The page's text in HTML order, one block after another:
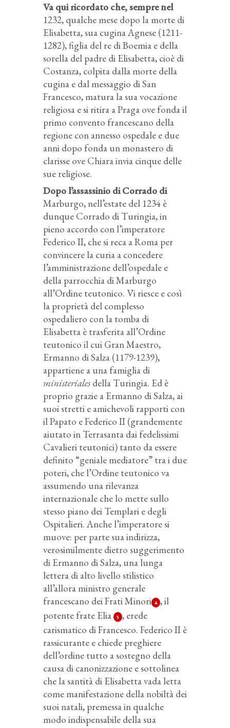
Va qui ricordato che, sempre nel
1232, qualche mese dopo la morte di
Elisabetta, sua cugina Agnese (1211-
1282), figlia del re di Boemia e della
sorella del padre di Elisabetta, cioè di
Costanza, colpita dalla morte della
cugina e dal messaggio di San
Francesco, matura la sua vocazione
religiosa e si ritira a Praga ove fonda il
primo convento francescano della
regione con annesso ospedale e due
anni dopo fonda un monastero di
clarisse ove Chiara invia cinque delle
sue religiose.
Dopo l’assassinio di Corrado di
Marburgo, nell’estate del 1234 è
dunque Corrado di Turingia, in
pieno accordo con l’imperatore
Federico II, che si reca a Roma per
convincere la curia a concedere
l’amministrazione dell’ospedale e
della parrocchia di Marburgo
all’Ordine teutonico. Vi riesce e così
la proprietà del complesso
ospedaliero con la tomba di
Elisabetta è trasferita all’Ordine
teutonico il cui Gran Maestro,
Ermanno di Salza (1179-1239),
appartiene a una famiglia di
ministerialesdella Turingia. Ed è
proprio grazie a Ermanno di Salza, ai
suoi stretti e amichevoli rapporti con
il Papato e Federico II (grandemente
aiutato in Terrasanta dai fedelissimi
Cavalieri teutonici) tanto da essere
definito “geniale mediatore” tra i due
poteri, che l’Ordine teutonico va
assumendo una rilevanza
internazionale che lo mette sullo
stesso piano dei Templari e degli
Ospitalieri. Anche l’imperatore si
muove: per parte sua indirizza,
verosimilmente dietro suggerimento
di Ermanno di Salza, una lunga
lettera di alto livello stilistico
all’allora ministro generale
francescano dei Frati Minori 4 , il
potente frate Elia
5 , erede
carismatico di Francesco. Federico II è
rassicurante e chiede preghiere
dell’ordine tutto a sostegno della
causa di canonizzazione e sottolinea
che la santità di Elisabetta vada letta
come manifestazione della nobiltà dei
suoi natali, premessa in qualche
modo indispensabile della sua